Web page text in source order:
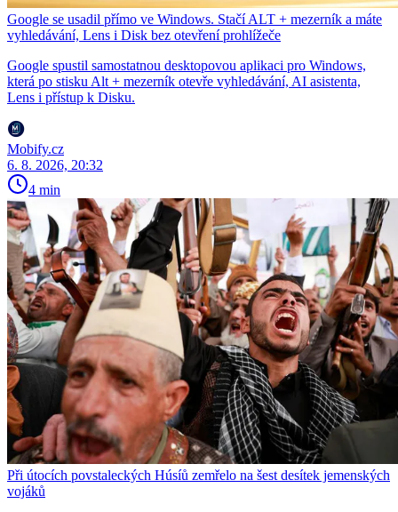
Google se usadil přímo ve Windows. Stačí ALT + mezerník a máte
vyhledávání, Lens i Disk bez otevření prohlížeče
Google spustil samostatnou desktopovou aplikaci pro Windows,
která po stisku Alt + mezerník otevře vyhledávání, AI asistenta,
Lens i přístup k Disku.
Mobify.cz
6. 8. 2026, 20:32
4 min
Při útocích povstaleckých Húsíů zemřelo na šest desítek jemenských
vojáků